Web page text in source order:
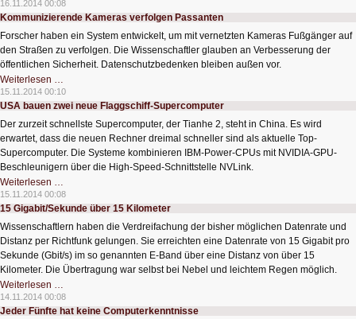
wird
Open
16.11.2014 00:08
Kommunizierende Kameras verfolgen Passanten
Forscher haben ein System entwickelt, um mit vernetzten Kameras Fußgänger auf
den Straßen zu verfolgen. Die Wissenschaftler glauben an Verbesserung der
öffentlichen Sicherheit. Datenschutzbedenken bleiben außen vor.
Weiterlesen …
Kameras
verfolgen
Passanten
15.11.2014 00:10
USA bauen zwei neue Flaggschiff-Supercomputer
Der zurzeit schnellste Supercomputer, der Tianhe 2, steht in China. Es wird
erwartet, dass die neuen Rechner dreimal schneller sind als aktuelle Top-
Supercomputer. Die Systeme kombinieren IBM-Power-CPUs mit NVIDIA-GPU-
Beschleunigern über die High-Speed-Schnittstelle NVLink.
Weiterlesen …
bauen
zwei
neue
Supercomputer
15.11.2014 00:08
15 Gigabit/Sekunde über 15 Kilometer
Wissenschaftlern haben die Verdreifachung der bisher möglichen Datenrate und
Distanz per Richtfunk gelungen. Sie erreichten eine Datenrate von 15 Gigabit pro
Sekunde (Gbit/s) im so genannten E-Band über eine Distanz von über 15
Kilometer. Die Übertragung war selbst bei Nebel und leichtem Regen möglich.
Weiterlesen …
Gigabit/Sekunde
über
15
14.11.2014 00:08
Jeder Fünfte hat keine Computerkenntnisse